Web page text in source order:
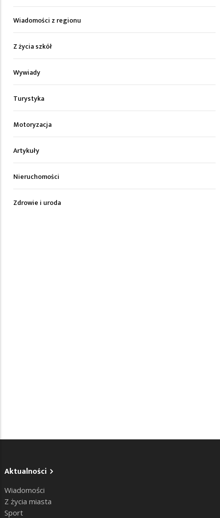
Wiadomości z regionu
Z życia szkół
Wywiady
Turystyka
Motoryzacja
Artykuły
Nieruchomości
Zdrowie i uroda
Aktualności
Wiadomości
Z życia miasta
Sport